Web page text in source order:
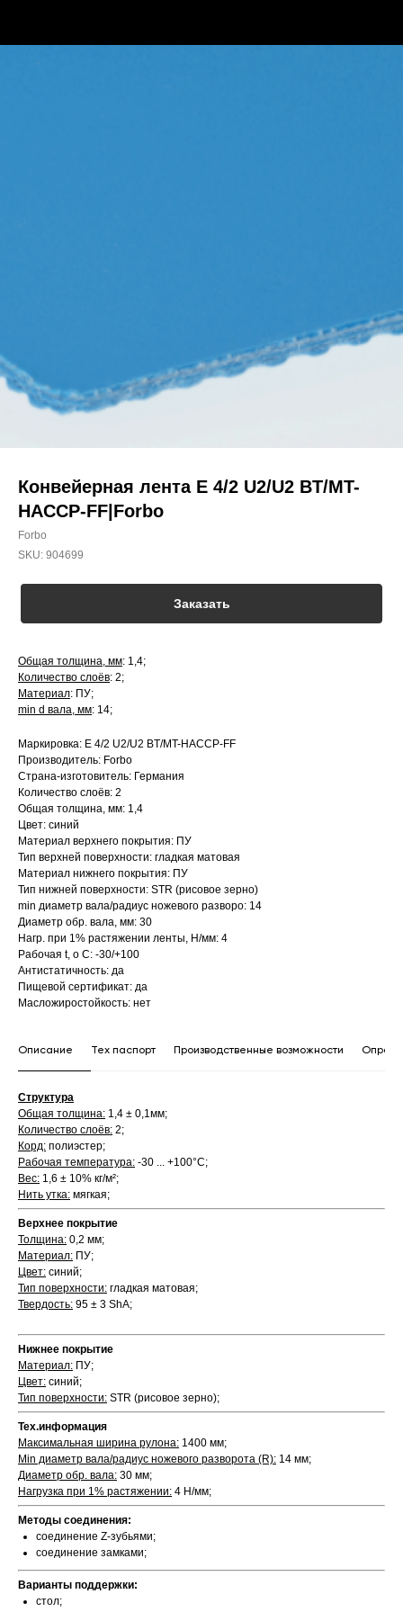
Конвейерная лента E 4/2 U2/U2 BT/MT-
HACCP-FF|Forbo
Forbo
SKU: 904699
Заказать
Общая толщина, мм: 1,4;
Количество слоёв: 2;
Материал: ПУ;
min d вала, мм: 14;
Маркировка: E 4/2 U2/U2 BT/MT-HACCP-FF
Производитель: Forbo
Страна-изготовитель: Германия
Количество слоёв: 2
Общая толщина, мм: 1,4
Цвет: синий
Материал верхнего покрытия: ПУ
Тип верхней поверхности: гладкая матовая
Материал нижнего покрытия: ПУ
Тип нижней поверхности: STR (рисовое зерно)
min диаметр вала/радиус ножевого разворо: 14
Диаметр обр. вала, мм: 30
Нагр. при 1% растяжении ленты, Н/мм: 4
Рабочая t, о С: -30/+100
Антистатичность: да
Пищевой сертификат: да
Масложиростойкость: нет
Описание Тех паспорт Производственные возможности
Структура
Общая толщина: 1,4 ± 0,1мм;
Количество слоёв: 2;
Корд: полиэстер;
Рабочая температура: -30 ... +100°С;
Вес: 1,6 ± 10% кг/м²;
Нить утка: мягкая;
Верхнее покрытие
Толщина: 0,2 мм;
Материал: ПУ;
Цвет: синий;
Тип поверхности: гладкая матовая;
Твердость: 95 ± 3 ShA;
Нижнее покрытие
Материал: ПУ;
Цвет: синий;
Тип поверхности: STR (рисовое зерно);
Тех.информация
Максимальная ширина рулона: 1400 мм;
Min диаметр вала/радиус ножевого разворота (R): 14 мм;
Диаметр обр. вала: 30 мм;
Нагрузка при 1% растяжении: 4 Н/мм;
Методы соединения:
соединение Z-зубьями;
соединение замками;
Варианты поддержки:
стол;